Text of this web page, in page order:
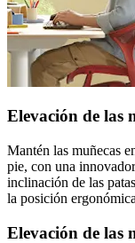
Elevación de las
Mantén las muñecas
pie, con una
inclinación de las
la posición
Elevación de las